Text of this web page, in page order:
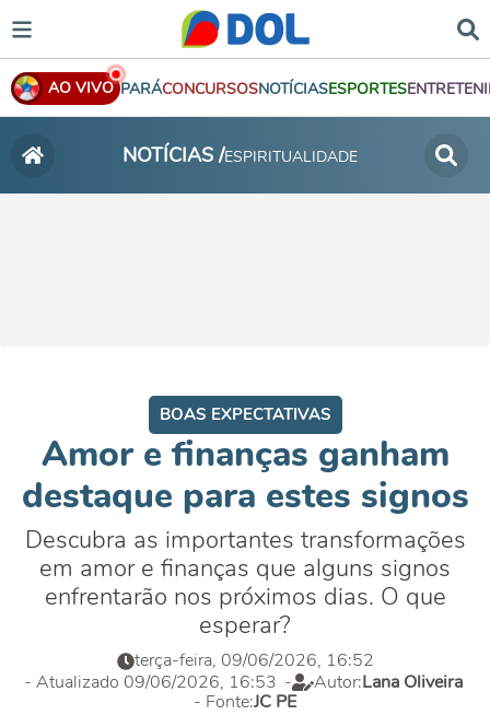
AO VIVO PARÁCONCURSOSNOTÍCIASESPORTES
NOTÍCIAS /ESPIRITUALIDADE
BOAS EXPECTATIVAS
Amor e finanças ganham
destaque para estes signos
Descubra as importantes transformações
em amor e finanças que alguns signos
enfrentarão nos próximos dias. O que
esperar?
terça-feira, 09/06/2026, 16:52
- Atualizado 09/06/2026, 16:53 - Autor:Lana Oliveira
- Fonte:JC PE